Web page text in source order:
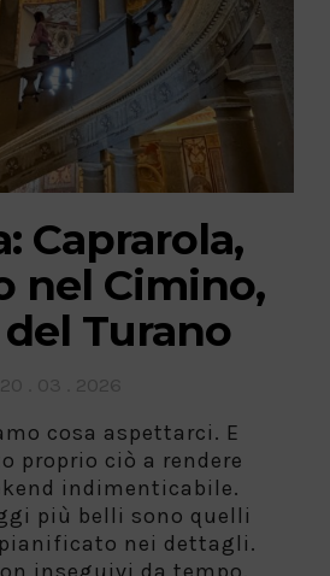
Caprarola,
nel Cimino,
Turano
cosa aspettarci. E
proprio ciò a rendere
indimenticabile.
più belli sono quelli
nei dettagli.